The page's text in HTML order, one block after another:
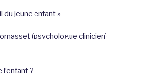
du jeune enfant »
(psychologue clinicien)
?